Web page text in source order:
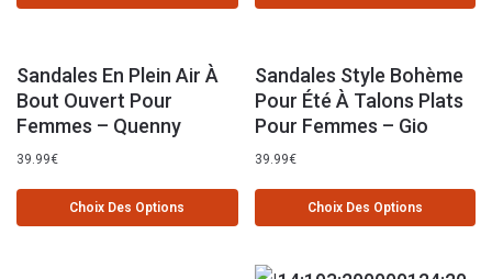
Sandales En Plein Air À
Bout Ouvert Pour
Femmes – Quenny
39.99€
Choix Des Options
Sandales Style Bohème
Pour Été À Talons Plats
Pour Femmes – Gio
39.99€
Choix Des Options